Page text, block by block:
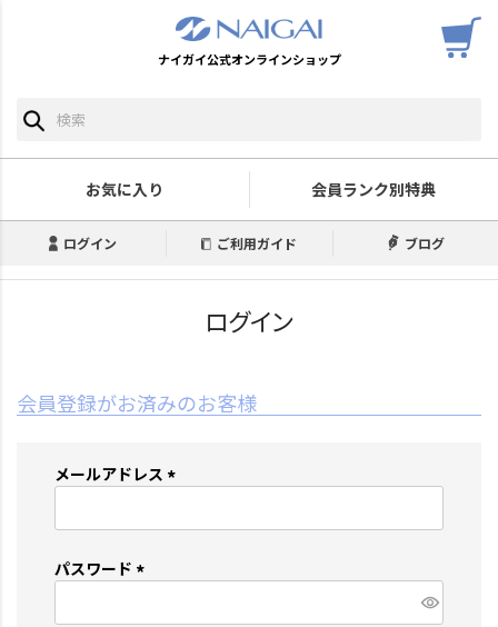
ナイガイ公式オンラインショップ
お気に入り 会員ランク別特典
ログイン ご利用ガイド ブログ
ログイン
会員登録がお済みのお客様
メールアドレス
必
パスワード
必